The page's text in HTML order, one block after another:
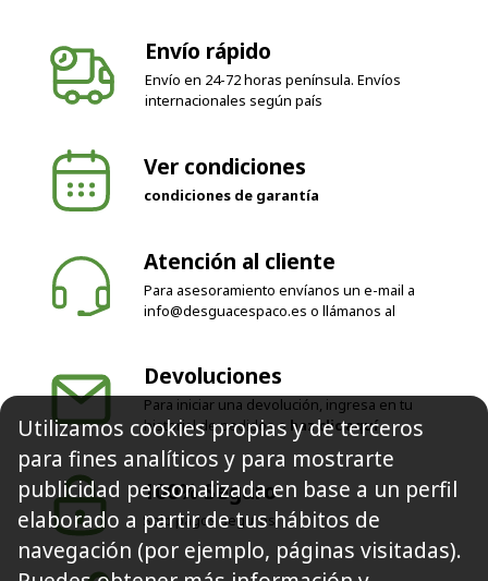
Envío en 24-72 horas península. Envíos
internacionales según país
condiciones de garantía
Para asesoramiento envíanos un e-mail a
info@desguacespaco.es o llámanos al
Para iniciar una devolución, ingresa en tu
historial de pedidos o
100% Seguro
Solo pagos seguros
Síguenos
Utilizamos cookies propias y de terceros
para fines analíticos y para mostrarte
publicidad personalizada en base a un perfil
elaborado a partir de tus hábitos de
navegación (por ejemplo, páginas visitadas).